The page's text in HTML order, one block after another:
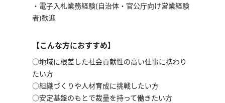
・電子入札業務経験(自治体・官公庁向け営業経験
者)歓迎
【こんな方におすすめ】
○地域に根差した社会貢献性の高い仕事に携わり
たい方
○組織づくりや人材育成に挑戦したい方
○安定基盤のもとで裁量を持って働きたい方